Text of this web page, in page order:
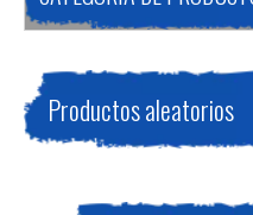
Productos aleatorios